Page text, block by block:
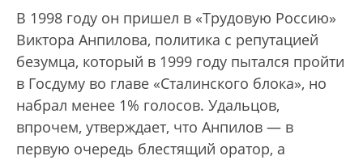
В 1998 году он пришел в «Трудовую Россию»
Виктора Анпилова, политика с репутацией
безумца, который в 1999 году пытался пройти
в Госдуму во главе «Сталинского блока», но
набрал менее 1% голосов. Удальцов,
впрочем, утверждает, что Анпилов — в
первую очередь блестящий оратор, а